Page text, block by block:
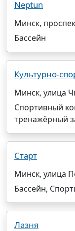
Neptun
Минск,
Бассейн
Культурно-
Минск, улица
Спортивный
тренажёрный
Старт
Минск, улица
Бассейн,
Лазня